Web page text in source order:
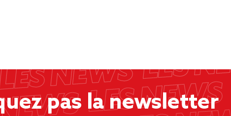
pas la newsletter